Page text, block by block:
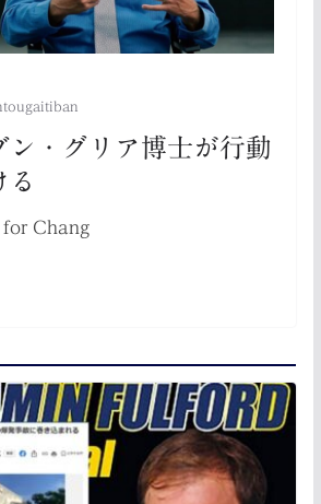
ン・グリア博士が行動
る
for Chang